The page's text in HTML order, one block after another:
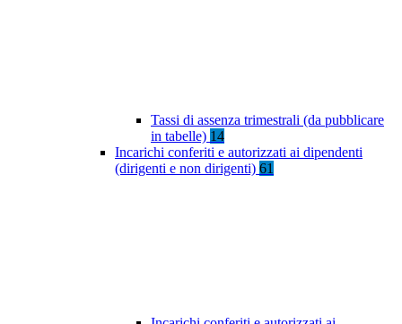
Tassi di assenza trimestrali (da pubblicare
in tabelle) 14
Incarichi conferiti e autorizzati ai dipendenti
(dirigenti e non dirigenti) 61